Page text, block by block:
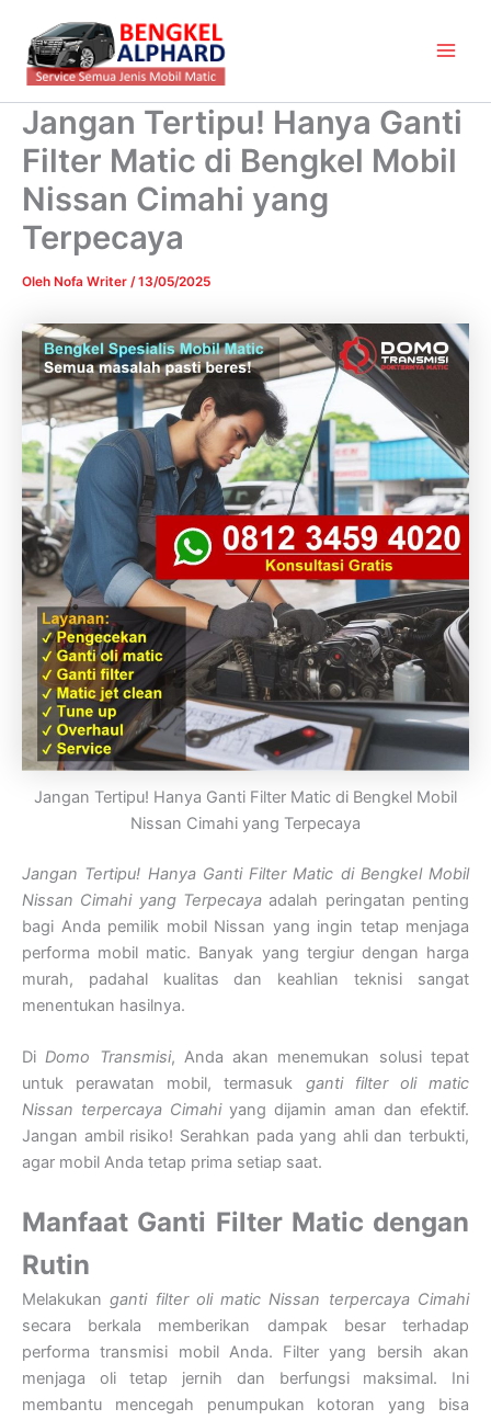
konten
Jangan Tertipu! Hanya Ganti
Filter Matic di Bengkel Mobil
Nissan Cimahi yang
Terpecaya
Oleh Nofa Writer /13/05/2025
Jangan Tertipu! Hanya Ganti Filter Matic di Bengkel Mobil
Nissan Cimahi yang Terpecaya
Jangan Tertipu! Hanya Ganti Filter Matic di Bengkel Mobil
Nissan Cimahi yang Terpecaya adalah peringatan penting
bagi Anda pemilik mobil Nissan yang ingin tetap menjaga
performa mobil matic. Banyak yang tergiur dengan harga
murah, padahal kualitas dan keahlian teknisi sangat
menentukan hasilnya.
DiDomo Transmisi, Anda akan menemukan solusi tepat
untuk perawatan mobil, termasuk ganti filter oli matic
Nissan terpercaya Cimahiyang dijamin aman dan efektif.
Jangan ambil risiko! Serahkan pada yang ahli dan terbukti,
agar mobil Anda tetap prima setiap saat.
Manfaat Ganti Filter Matic dengan
Rutin
Melakukanganti filter oli matic Nissan terpercaya Cimahi
secara berkala memberikan dampak besar terhadap
performa transmisi mobil Anda. Filter yang bersih akan
menjaga oli tetap jernih dan berfungsi maksimal. Ini
membantu mencegah penumpukan kotoran yang bisa